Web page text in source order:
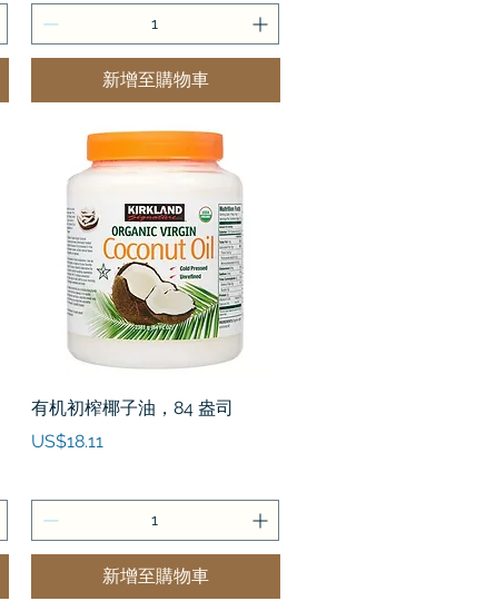
新增至購物車
快速瀏覽
有机初榨椰子油，84 盎司
價格
US$18.11
新增至購物車